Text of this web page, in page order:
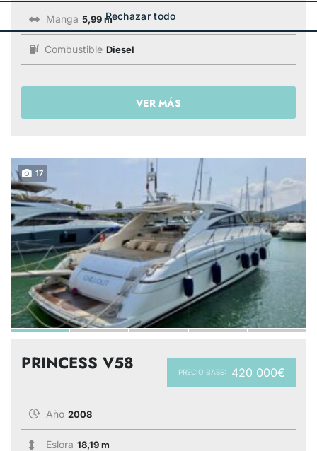
Manga 5,99 m
Combustible Diesel
VER MÁS
17
PRECIO BASE: 420 000€
PRINCESS V58
Año 2008
Eslora 18,19 m